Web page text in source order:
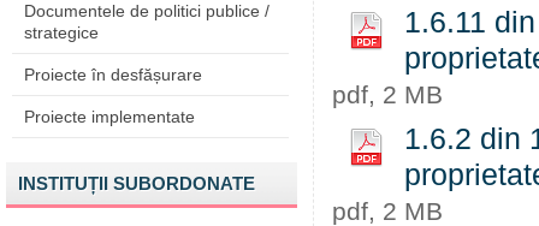
Documentele de politici publice /
strategice
Proiecte în desfășurare
Proiecte implementate
INSTITUȚII SUBORDONATE
1.6.11
pdf, 2 MB
1.6.2 din
pdf, 2 MB